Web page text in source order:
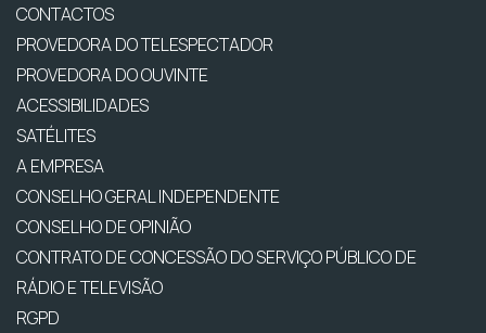
CONTACTOS
PROVEDORA DO TELESPECTADOR
PROVEDORA DO OUVINTE
ACESSIBILIDADES
SATÉLITES
A EMPRESA
CONSELHO GERAL INDEPENDENTE
CONSELHO DE OPINIÃO
CONTRATO DE CONCESSÃO DO SERVIÇO PÚBLICO DE
RÁDIO E TELEVISÃO
RGPD